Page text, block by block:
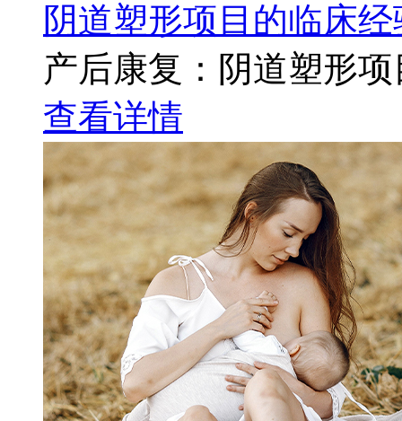
阴道塑形项目的临床
产后康复：阴道塑形
查看详情